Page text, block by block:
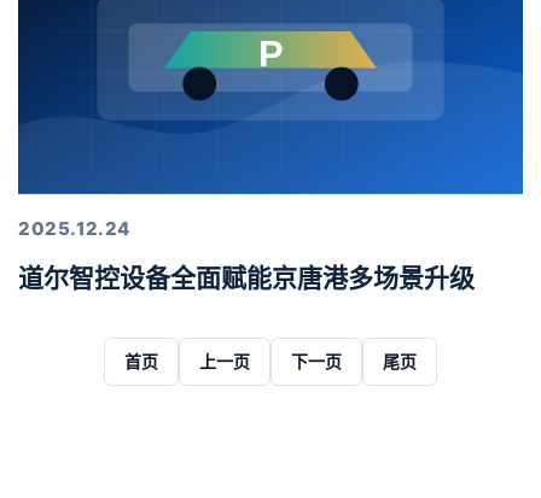
2025.12.24
道尔智控设备全面赋能京唐港多场景升级
首页 上一页 下一页 尾页